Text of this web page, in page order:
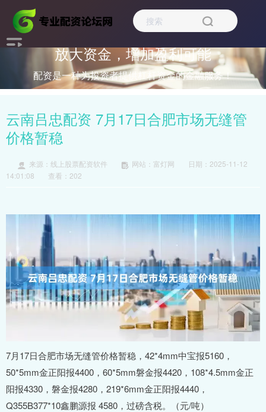
放大资金，增加盈利可能
配资是一种为投资者提供杠杆资金的金融服务！
云南吕忠配资 7月17日合肥市场无缝管
价格暂稳
来源：线上股票配资软件 网站：富灯网
日期：2025-11-12
14:01:08
查看：202
7月17日合肥市场无缝管价格暂稳，42*4mm中宝报5160，
50*5mm金正阳报4400，60*5mm磐金报4420，108*4.5mm金正
阳报4330，磐金报4280，219*6mm金正阳报4440，
Q355B377*10鑫鹏源报 4580，过磅含税。（元/吨）